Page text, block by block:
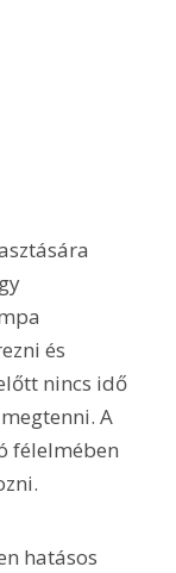
és
nincs idő
A
félelmében
hatásos